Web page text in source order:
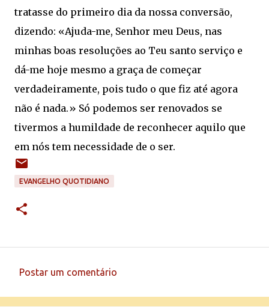
tratasse do primeiro dia da nossa conversão,
dizendo: «Ajuda-me, Senhor meu Deus, nas
minhas boas resoluções ao Teu santo serviço e
dá-me hoje mesmo a graça de começar
verdadeiramente, pois tudo o que fiz até agora
não é nada.» Só podemos ser renovados se
tivermos a humildade de reconhecer aquilo que
em nós tem necessidade de o ser.
EVANGELHO QUOTIDIANO
Postar um comentário